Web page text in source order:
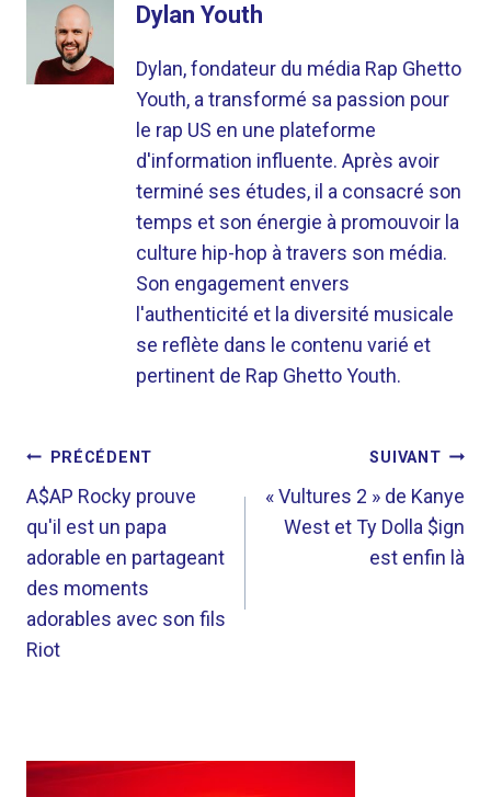
Dylan Youth
Dylan, fondateur du média Rap Ghetto
Youth, a transformé sa passion pour
le rap US en une plateforme
d'information influente. Après avoir
terminé ses études, il a consacré son
temps et son énergie à promouvoir la
culture hip-hop à travers son média.
Son engagement envers
l'authenticité et la diversité musicale
se reflète dans le contenu varié et
pertinent de Rap Ghetto Youth.
NAVIGATION
DE
L’ARTICLE
PRÉCÉDENT
A$AP Rocky prouve
qu'il est un papa
adorable en partageant
des moments
adorables avec son fils
Riot
SUIVANT
« Vultures 2 » de Kanye
West et Ty Dolla $ign
est enfin là